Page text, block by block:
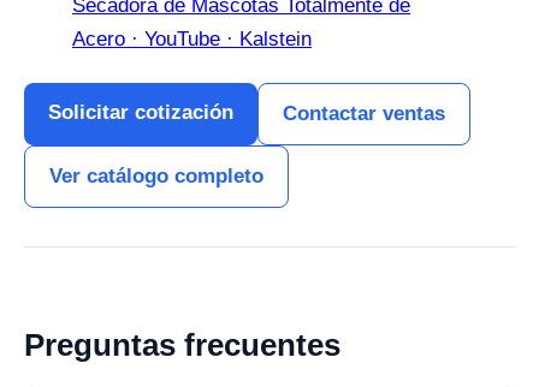
Secadora de Mascotas Totalmente de
Acero · YouTube · Kalstein
Solicitar cotización Contactar ventas
Ver catálogo completo
Preguntas frecuentes